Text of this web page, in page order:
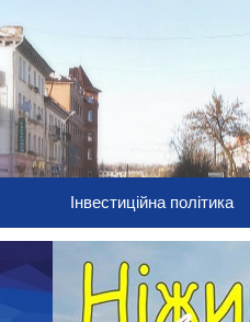
Інвестиційна політика